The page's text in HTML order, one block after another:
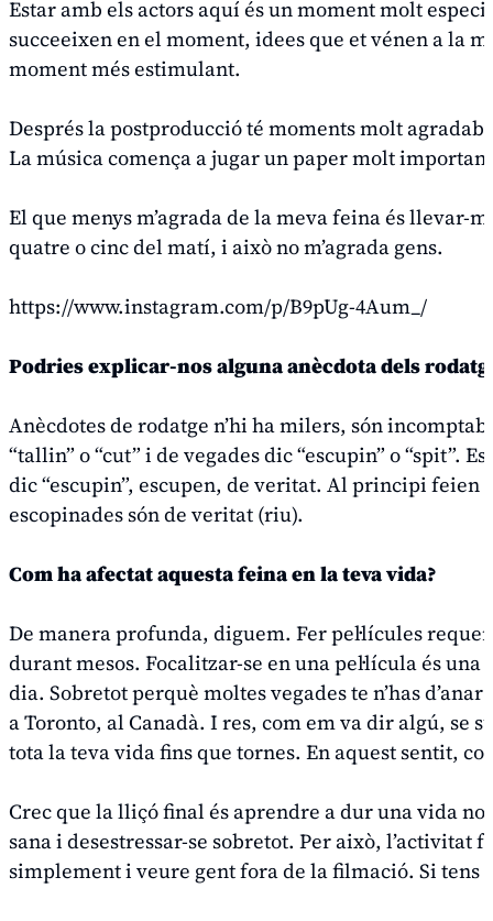
Estar amb els actors aquí és un moment molt
succeeixen en el moment, idees que et vénen a la
moment més estimulant.
Després la postproducció té moments molt
La música comença a jugar un paper molt
El que menys m’agrada de la meva feina és llevar-
quatre o cinc del matí, i això no m’agrada gens.
https://www.instagram.com/p/B9pUg-4Aum_/
Podries explicar-nos alguna anècdota dels
Anècdotes de rodatge n’hi ha milers, són
“tallin” o “cut” i de vegades dic “escupin” o “spit”.
dic “escupin”, escupen, de veritat. Al principi feien
escopinades són de veritat (riu).
Com ha afectat aquesta feina en la teva vida?
De manera profunda, diguem. Fer pel·lícules
durant mesos. Focalitzar-se en una pel·lícula és
dia. Sobretot perquè moltes vegades te n’has
a Toronto, al Canadà. I res, com em va dir algú, se
tota la teva vida fins que tornes. En aquest sentit,
Crec que la lliçó final és aprendre a dur una vida
sana i desestressar-se sobretot. Per això,
simplement i veure gent fora de la filmació. Si tens